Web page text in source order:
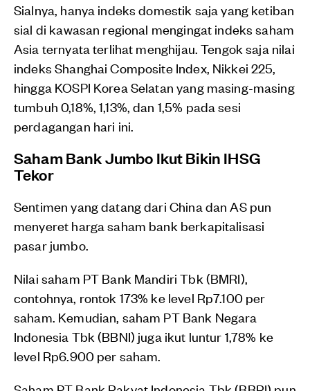
Sialnya, hanya indeks domestik saja yang ketiban
sial di kawasan regional mengingat indeks saham
Asia ternyata terlihat menghijau. Tengok saja nilai
indeks Shanghai Composite Index, Nikkei 225,
hingga KOSPI Korea Selatan yang masing-masing
tumbuh 0,18%, 1,13%, dan 1,5% pada sesi
perdagangan hari ini.
Saham Bank Jumbo Ikut Bikin IHSG
Tekor
Sentimen yang datang dari China dan AS pun
menyeret harga saham bank berkapitalisasi
pasar jumbo.
Nilai saham PT Bank Mandiri Tbk (BMRI),
contohnya, rontok 173% ke level Rp7.100 per
saham. Kemudian, saham PT Bank Negara
Indonesia Tbk (BBNI) juga ikut luntur 1,78% ke
level Rp6.900 per saham.